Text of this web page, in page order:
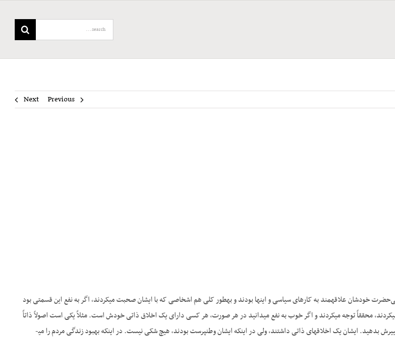
Search
for:
Previous
Next
خودشان علاقه­مند به کارهای سیاسی و اینها بودند و به­طور کلی هم اشخاصی که با ایشان صحبت می­کردند، اگر به نفع این قسمتی بود
محققاً توجه می­کردند و اگر خوب به نفع می­دانید در هر صورت، هر کسی دارای یک اخلاق ذاتی خودش است. مثلاً یکی است اصولاً ذاتاً
خودخواه است. شما نمی­توانید این را تغییرش بدهید. ایشان یک اخلاق­های ذاتی داشتند، ولی در اینکه ایشان وطن­پرست بودند، هیچ شکی نیست. در اینکه بهبود زندگی مردم را می­